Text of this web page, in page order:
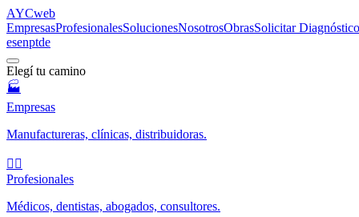
AYCweb
EmpresasProfesionalesSolucionesNosotrosObrasSolicitar
esenptde
Elegí tu camino
🏭
Empresas
Manufactureras, clínicas, distribuidoras.
🧑‍⚕️
Profesionales
Médicos, dentistas, abogados, consultores.